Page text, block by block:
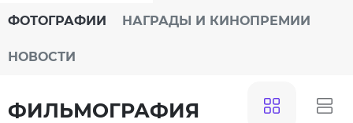
ФОТОГРАФИИ НАГРАДЫ И КИНОПРЕМИИ
НОВОСТИ
ФИЛЬМОГРАФИЯ